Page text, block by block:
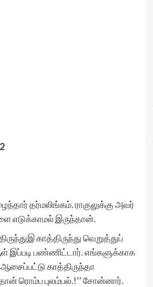
தர்மலிங்கம். ராகுலுக்கு அவர்
எடுக்காமல் இருந்தான்.
காத்திருந்து வெறுத்துப்
இப்படி பண்ணிட்டார். எங்களுக்காக
காத்திருந்தா
ரொம்ப புலம்பல்.!’’ சோன்னார்.